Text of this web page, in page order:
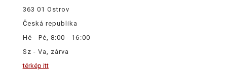
363 01 Ostrov
Česká republika
Hé - Pé, 8:00 - 16:00
Sz - Va, zárva
térkép itt